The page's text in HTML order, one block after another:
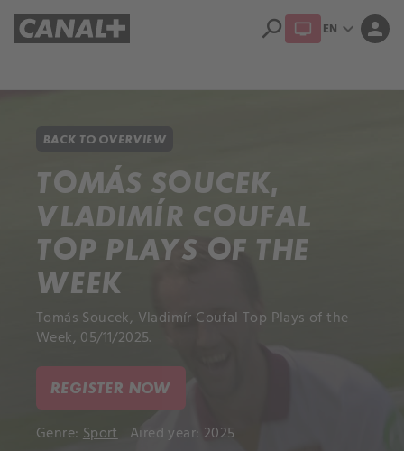
search EN expand_more person
BACK TO OVERVIEW
TOMÁS SOUCEK,
VLADIMÍR COUFAL
TOP PLAYS OF THE
WEEK
Tomás Soucek, Vladimír Coufal Top Plays of the
Week, 05/11/2025.
REGISTER NOW
Genre: Sport Aired year: 2025